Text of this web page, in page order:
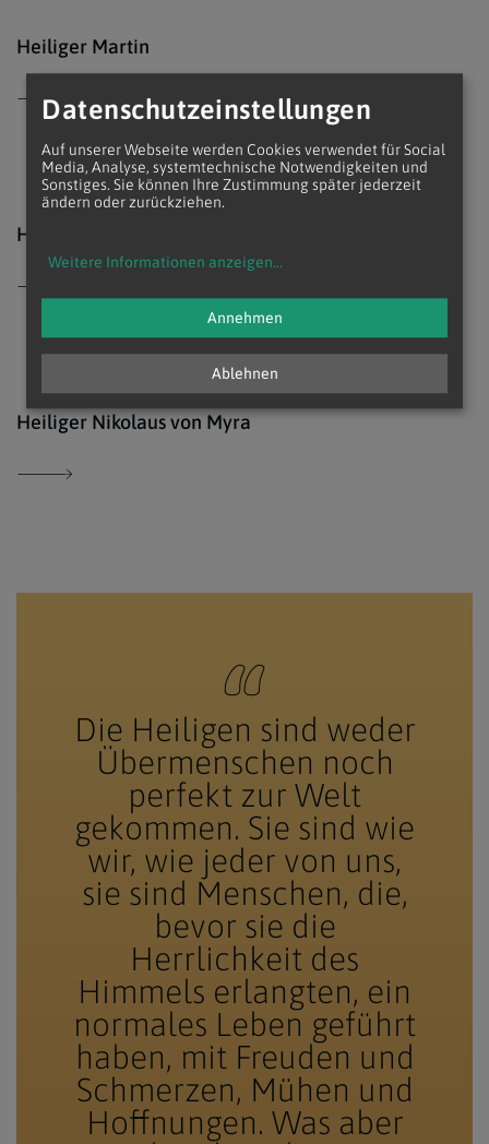
Heiliger Martin
Heilige Barbara
©
Heiliger Nikolaus von Myra
Die Heiligen sind weder
Übermenschen noch
perfekt zur Welt
gekommen. Sie sind wie
wir, wie jeder von uns,
sie sind Menschen, die,
bevor sie die
Herrlichkeit des
Himmels erlangten, ein
normales Leben geführt
haben, mit Freuden und
Schmerzen, Mühen und
Hoffnungen. Was aber
Datenschutzeinstellungen
Auf unserer Webseite werden Cookies verwendet für Social
Media, Analyse, systemtechnische Notwendigkeiten und
Sonstiges. Sie können Ihre Zustimmung später jederzeit
ändern oder zurückziehen.
Weitere Informationen anzeigen...
Ablehnen
Annehmen